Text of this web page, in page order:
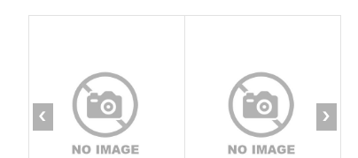
‹ ›